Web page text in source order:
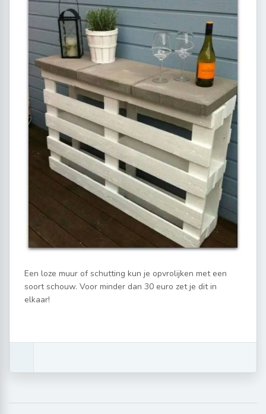
Een loze muur of schutting kun je opvrolijken met een
soort schouw. Voor minder dan 30 euro zet je dit in
elkaar!